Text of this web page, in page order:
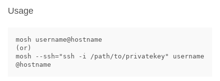
Usage
mosh username@hostname
(or)
mosh --ssh="ssh -i /path/to/privatekey" username